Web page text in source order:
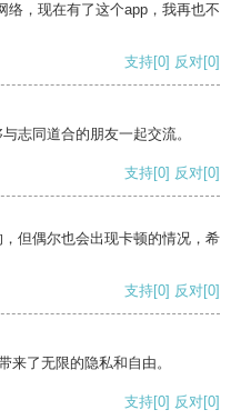
络，现在有了这个app，我再也不
支持[0] 反对[0]
志同道合的朋友一起交流。
支持[0] 反对[0]
但偶尔也会出现卡顿的情况，希
支持[0] 反对[0]
来了无限的隐私和自由。
支持[0] 反对[0]